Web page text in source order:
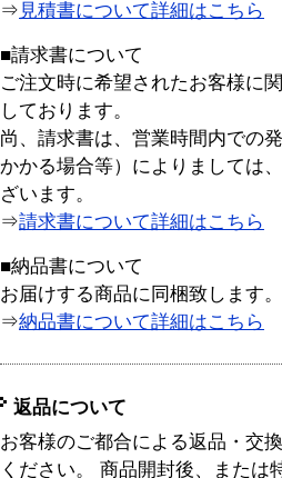
⇒ 見積書について詳細はこちら
■請求書について
ご注文時に希望されたお客様に
しております。
尚、請求書は、営業時間内での
かかる場合等）によりましては
ざいます。
⇒請求書について詳細はこちら
■納品書について
お届けする商品に同梱致します。
⇒納品書について詳細はこちら
返品について
お客様のご都合による返品・交
ください。 商品開封後、または